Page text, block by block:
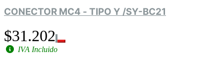
CONECTOR MC4 - TIPO Y /SY-BC21
$31.202
IVA Incluido